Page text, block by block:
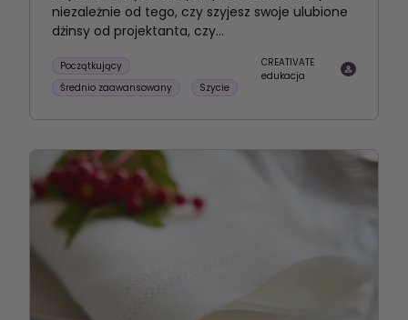
niezależnie od tego, czy szyjesz swoje ulubione
dżinsy od projektanta, czy...
Początkujący
Średnio zaawansowany
Szycie
CREATIVATE
edukacja